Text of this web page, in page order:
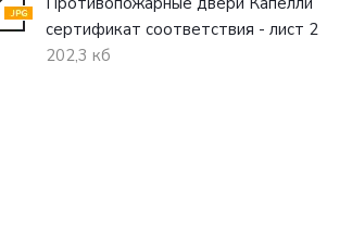
сертификат соответствия - лист 2
202,3 кб